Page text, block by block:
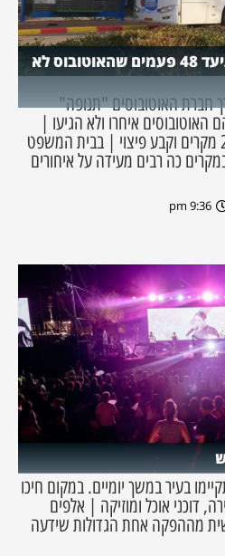
שערוריית תנופה: נוסע תיעד 48 פעמים שהאוטובוס לא
חברת האוטובוסים "תנופה"
48 מקרים בהם האוטובוסים איחרו ולא הגיעו |
הוא תבע, השופט האמין ל-23 מקרים וקבע פיצוי | בבית המשפט
כה רבים מעידה על איחורים
9:36 pm
בעיר במשך יומיים. במקום חיכו
דוכני אוכל ומוזיקה | אלפים
מההפקה אחת הגדולות שידעה